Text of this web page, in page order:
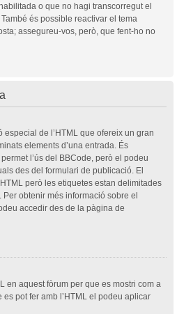
o que no hagi transcorregut el
és possible reactivar el tema
assegureu-vos, però, que fent-ho no
de l’HTML que ofereix un gran
elements d’una entrada. És
l’ús del BBCode, però el podeu
des del formulari de publicació. El
però les etiquetes estan delimitades
obtenir més informació sobre el
accedir des de la pàgina de
en aquest fòrum per que es mostri com a
pot fer amb l’HTML el podeu aplicar